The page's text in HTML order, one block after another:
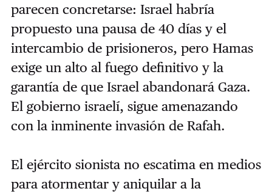
parecen concretarse: Israel habría
propuesto una pausa de 40 días y el
intercambio de prisioneros, pero Hamas
exige un alto al fuego definitivo y la
garantía de que Israel abandonará Gaza.
El gobierno israelí, sigue amenazando
con la inminente invasión de Rafah.
El ejército sionista no escatima en medios
para atormentar y aniquilar a la